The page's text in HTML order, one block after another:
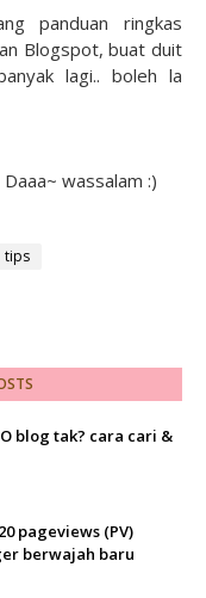
panduan ringkas
Blogspot, buat duit
lagi.. boleh la
wassalam :)
tips
blog tak? cara cari &
pageviews (PV)
berwajah baru